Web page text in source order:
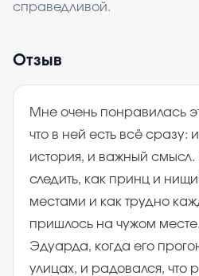
справедливой.
Отзыв
Мне очень понравилась
что в ней есть всё сразу:
история, и важный
следить, как принц и
местами и как трудно
пришлось на чужом
Эдуарда, когда его
улицах, и радовался, что